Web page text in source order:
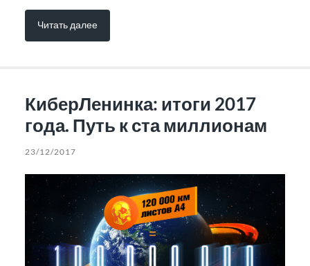
Читать далее
КиберЛенинка: итоги 2017
года. Путь к ста миллионам
23/12/2017